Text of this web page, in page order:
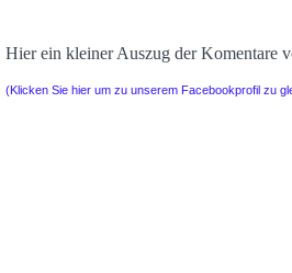
Hier ein kleiner Auszug der Komentare
(Klicken Sie hier um zu unserem Facebookprofil zu